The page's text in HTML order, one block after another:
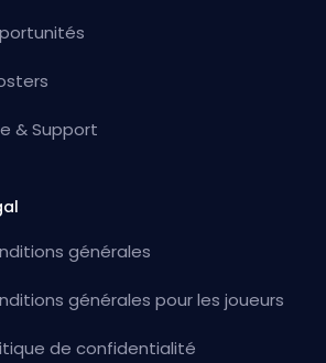
& Support
générales
générales pour les joueurs
de confidentialité